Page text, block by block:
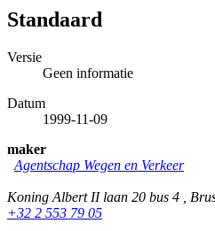
Standaard
Versie
Geen informatie
Datum
1999-11-09
maker
Agentschap Wegen en Verkeer
Koning Albert II laan 20 bus 4 ,
+32 2 553 79 05